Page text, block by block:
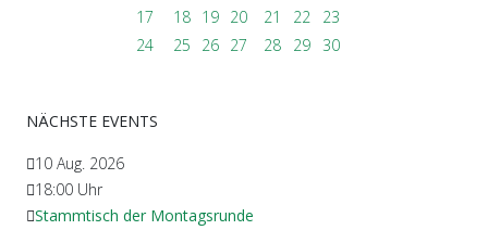
17
18 19 20 21 22
23
24
25 26 27 28 29 30
NÄCHSTE EVENTS
10 Aug. 2026
18:00 Uhr
Stammtisch der Montagsrunde